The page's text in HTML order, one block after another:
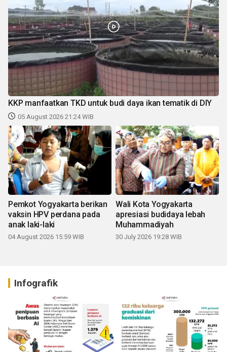
KKP manfaatkan TKD untuk budi daya ikan tematik di DIY
05 August 2026 21:24 WIB
Pemkot Yogyakarta berikan
vaksin HPV perdana pada
anak laki-laki
04 August 2026 15:59 WIB
Wali Kota Yogyakarta
apresiasi budidaya lebah
Muhammadiyah
30 July 2026 19:28 WIB
Infografik